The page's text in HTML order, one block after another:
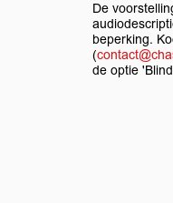
De
beperking.
(
de optie